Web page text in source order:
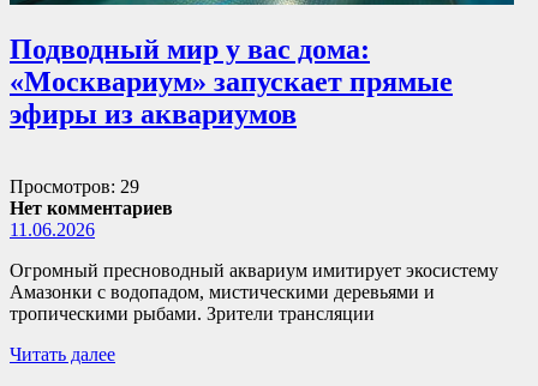
Подводный мир у вас дома:
«Москвариум» запускает прямые
эфиры из аквариумов
Просмотров: 29
Нет комментариев
11.06.2026
Огромный пресноводный аквариум имитирует экосистему
Амазонки с водопадом, мистическими деревьями и
тропическими рыбами. Зрители трансляции
Читать далее